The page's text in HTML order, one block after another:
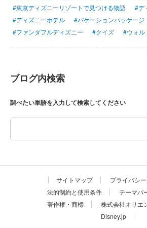
#東京ディズニーリゾートで見つける物語
#デ
#ディズニーホテル
#バケーションパッケージ
#ファンダフルディズニー
#クイズ #ウォル
ブログ内検索
調べたい単語を入力して検索してください
サイトマップ
プライバシ
法的制約と使用条件
テーマパ
著作権・商標
株式会社オリエ
Disney.jp